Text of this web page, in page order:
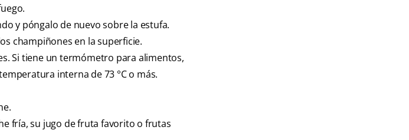
y póngalo de nuevo sobre la estufa.
champiñones en la superficie.
Si tiene un termómetro para alimentos,
interna de 73 °C o más.
fría, su jugo de fruta favorito o frutas